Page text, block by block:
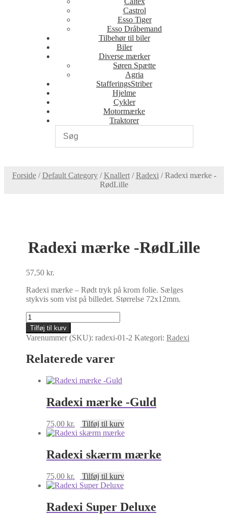
Castrol
Esso Tiger
Esso Dråbemand
Tilbehør til biler
Biler
Diverse mærker
Søren Spætte
Agria
StafferingsStriber
Hjelme
Cykler
Motormærke
Traktorer
Forside/Default Category/Knallert/Radexi /Radexi mærke -
RødLille
Radexi mærke -RødLille
57,50kr.
Radexi mærke – Rødt tryk på krom folie. Sælges
stykvis som vist på billedet. Størrelse 72x12mm.
Radexi
mærke
-
RødLille
antal
Tilføj til kurv
Varenummer (SKU):radexi-01-2 Kategori:Radexi
Relaterede varer
Radexi mærke -Guld
75,00kr. Tilføj til kurv
Radexi skærm mærke
75,00kr. Tilføj til kurv
Radexi Super Deluxe